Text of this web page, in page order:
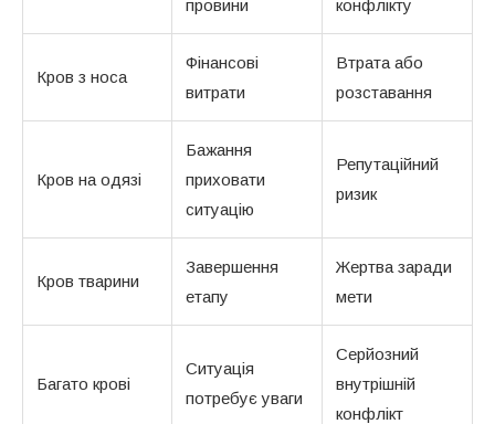
провини конфлікту
Кров з носа
Фінансові
витрати
Втрата або
розставання
Кров на одязі
Бажання
приховати
ситуацію
Репутаційний
ризик
Кров тварини
Завершення
етапу
Жертва заради
мети
Багато крові
Ситуація
потребує уваги
Серйозний
внутрішній
конфлікт